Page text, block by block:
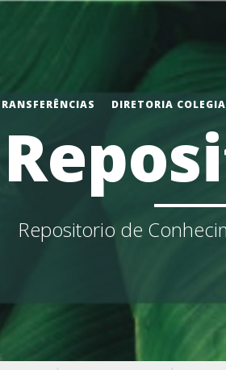
Repositorio de
DIRETORIA